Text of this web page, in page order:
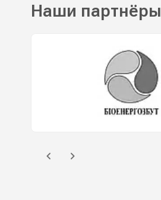
Наши партнёры